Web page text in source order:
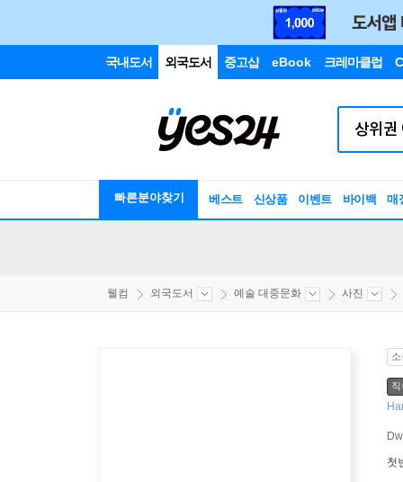
국내도서 외국도서 중고샵 eBook 크레마클럽
빠른분야찾기 베스트 신상품 이벤트 바이백 매
웰컴 외국도서 예술 대중문화 사진
첫